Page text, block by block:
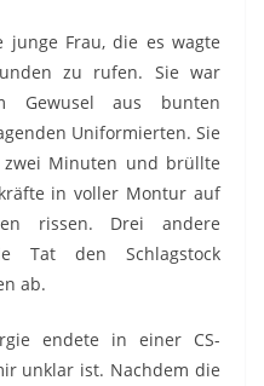
junge Frau, die es wagte
zu rufen. Sie war
Gewusel aus bunten
Uniformierten. Sie
Minuten und brüllte
in voller Montur auf
rissen. Drei andere
Tat den Schlagstock
ab.
endete in einer CS-
unklar ist. Nachdem die